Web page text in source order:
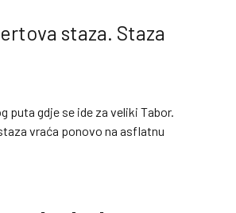
staza. Staza
puta gdje se ide za veliki Tabor.
vraća ponovo na asflatnu